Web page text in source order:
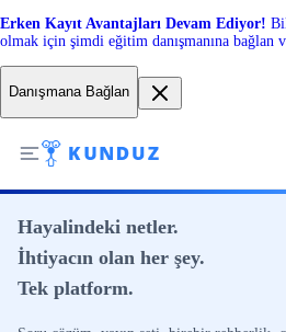
Erken Kayıt Avantajları Devam Ediyor!
olmak için şimdi eğitim danışmanına bağlan
Danışmana Bağlan
Hayalindeki netler.
İhtiyacın olan her şey.
Tek platform.